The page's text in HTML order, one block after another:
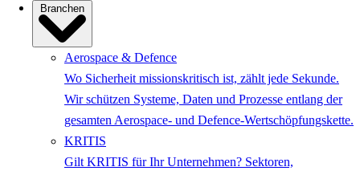
Branchen
Aerospace & Defence
Wo Sicherheit missionskritisch ist, zählt jede Sekunde.
Wir schützen Systeme, Daten und Prozesse entlang der
gesamten Aerospace- und Defence-Wertschöpfungskette.
KRITIS
Gilt KRITIS für Ihr Unternehmen? Sektoren,